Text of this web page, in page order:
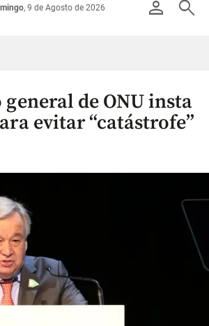
person search
, 9 de Agosto de 2026
de ONU insta
evitar “catástrofe”